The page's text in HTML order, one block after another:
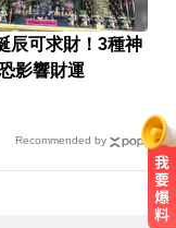
辰可求財！3種神
影響財運
Recommended by